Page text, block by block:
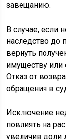
завещанию.
В случае, если
наследство до
вернуть
имуществу или
Отказ от
обращения в
Исключение
повлиять на
увеличив доли